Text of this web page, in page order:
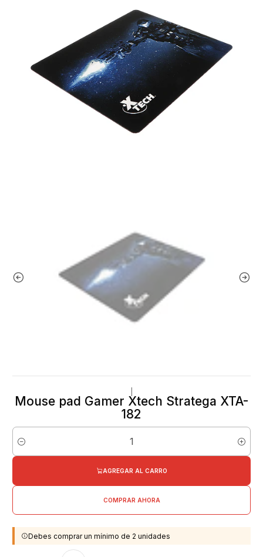
Mouse pad Gamer Xtech Stratega XTA-
182
Cantidad
AGREGAR AL CARRO
COMPRAR AHORA
Debes comprar un mínimo de 2 unidades